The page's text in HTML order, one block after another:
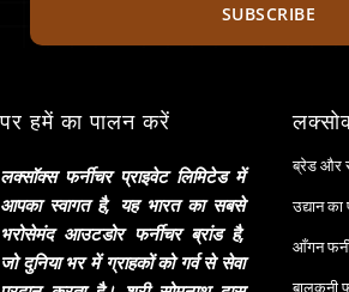
SUBSCRIBE
पर हमें का पालन करें
लक्सॉक्स फर्नीचर प्राइवेट लिमिटेड में
आपका स्वागत है, यह भारत का सबसे
भरोसेमंद आउटडोर फर्नीचर ब्रांड है,
जो दुनिया भर में ग्राहकों को गर्व से सेवा
ब्रेड और
उद्यान का
आँगन
बालकनी